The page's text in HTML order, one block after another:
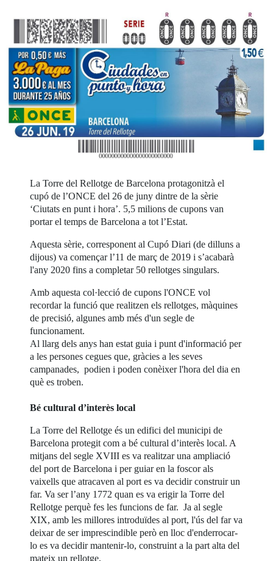
La Torre del Rellotge de Barcelona protagonitzà el
cupó de l’ONCE del 26 de juny dintre de la sèrie
‘Ciutats en punt i hora’. 5,5 milions de cupons van
portar el temps de Barcelona a tot l’Estat.
Aquesta sèrie, corresponent al Cupó Diari (de dilluns a
dijous) va començar l’11 de març de 2019 i s’acabarà
l'any 2020 fins a completar 50 rellotges singulars.
Amb aquesta col·lecció de cupons l'ONCE vol
recordar la funció que realitzen els rellotges, màquines
de precisió, algunes amb més d'un segle de
funcionament.
Al llarg dels anys han estat guia i punt d'informació per
a les persones cegues que, gràcies a les seves
campanades, podien i poden conèixer l'hora del dia en
què es troben.
Bé cultural d’interès local
La Torre del Rellotge és un edifici del municipi de
Barcelona protegit com a bé cultural d’interès local. A
mitjans del segle XVIII es va realitzar una ampliació
del port de Barcelona i per guiar en la foscor als
vaixells que atracaven al port es va decidir construir un
far. Va ser l’any 1772 quan es va erigir la Torre del
Rellotge perquè fes les funcions de far. Ja al segle
XIX, amb les millores introduïdes al port, l'ús del far va
deixar de ser imprescindible però en lloc d'enderrocar-
lo es va decidir mantenir-lo, construint a la part alta del
mateix un rellotge.